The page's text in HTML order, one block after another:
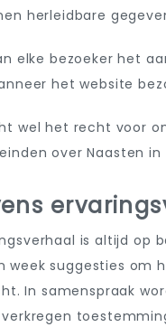
herleidbare
elke bezoeker het
het website
wel het recht voor
over Naasten in
is altijd op
suggesties om
In samenspraak